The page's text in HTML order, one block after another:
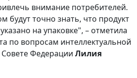
внимание потребителей.
будут точно знать, что продукт
на упаковке", – отметила
по вопросам интеллектуальной
Федерации Лилия